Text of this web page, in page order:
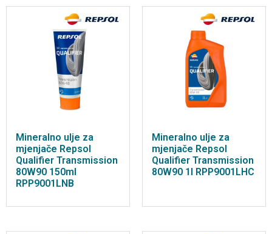
Mineralno ulje za
mjenjače Repsol
Qualifier Transmission
80W90 150ml
RPP9001LNB
Mineralno ulje za
mjenjače Repsol
Qualifier Transmission
80W90 1l RPP9001LHC